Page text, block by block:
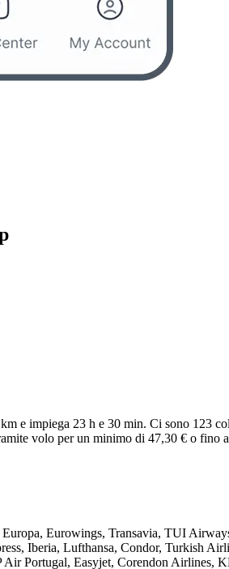
e impiega 23 h e 30 min. Ci sono 123
volo per un minimo di 47,30 € o fino
Eurowings, Transavia, TUI
Iberia, Lufthansa, Condor, Turkish
Air Portugal, Easyjet, Corendon Airlines,